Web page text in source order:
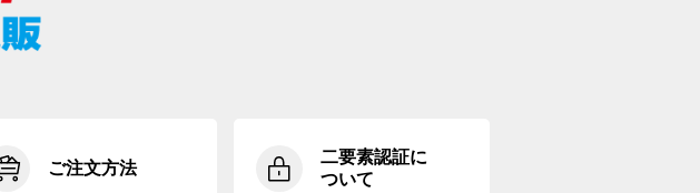
ご注文方法
二要素認証に
ついて